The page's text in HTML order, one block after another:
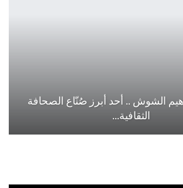
الشوش .. أحد أبرز صُنّاع الصحافة
الثقافية…